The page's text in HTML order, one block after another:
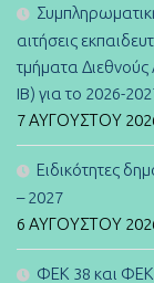
αιτήσεις
τμήματα
IB) για το 2026-
7 ΑΥΓΟΎΣΤΟΥ
Ειδικότητες
– 2027
6 ΑΥΓΟΎΣΤΟΥ
ΦΕΚ 38 και ΦΕΚ